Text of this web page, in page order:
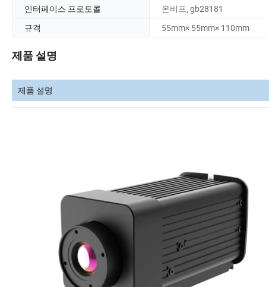
인터페이스 프로토콜 온비프, gb28181
규격
55mm× 55mm× 110mm
제품 설명
제품 설명